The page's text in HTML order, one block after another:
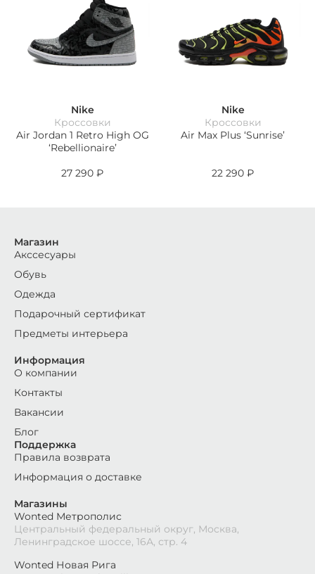
Nike
Кроссовки
Air Jordan 1 Retro High OG
‘Rebellionaire’
27 290 ₽
Nike
Кроссовки
Air Max Plus ‘Sunrise’
22 290 ₽
Магазины
Wonted Метрополис
Центральный федеральный округ, Москва,
Ленинградское шоссе, 16А, стр. 4
Wonted Новая Рига
Магазин
Акссесуары
Обувь
Одежда
Подарочный сертификат
Предметы интерьера
Информация
О компании
Контакты
Вакансии
Блог
Поддержка
Правила возврата
Информация о доставке